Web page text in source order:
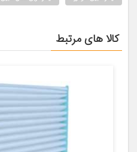
کالا های مرتبط